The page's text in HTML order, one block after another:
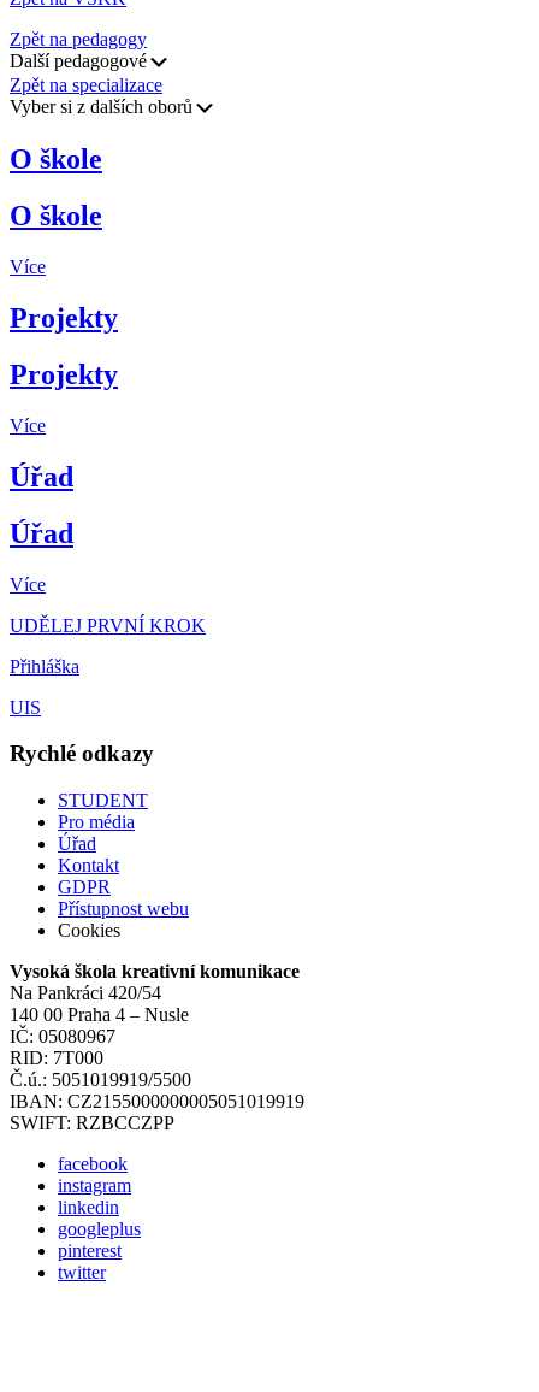
Zpět na pedagogy
Další pedagogové
Zpět na specializace
Vyber si z dalších oborů
O škole
O škole
Více
Projekty
Projekty
Více
Úřad
Úřad
Více
UDĚLEJ PRVNÍ KROK
Přihláška
UIS
Rychlé odkazy
STUDENT
Pro média
Úřad
Kontakt
GDPR
Přístupnost webu
Cookies
Vysoká škola kreativní komunikace
Na Pankráci 420/54
140 00 Praha 4 – Nusle
IČ: 05080967
RID: 7T000
Č.ú.: 5051019919/5500
IBAN: CZ2155000000005051019919
SWIFT: RZBCCZPP
facebook
instagram
linkedin
googleplus
pinterest
twitter